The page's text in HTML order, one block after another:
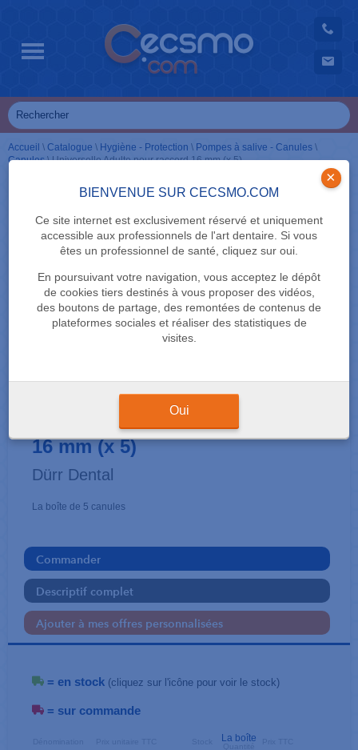
BIENVENUE SUR CECSMO.COM
Ce site internet est exclusivement réservé et uniquement
accessible aux professionnels de l'art dentaire. Si vous
êtes un professionnel de santé, cliquez sur oui.
En poursuivant votre navigation, vous acceptez le dépôt
de cookies tiers destinés à vous proposer des vidéos,
des boutons de partage, des remontées de contenus de
plateformes sociales et réaliser des statistiques de
visites.
×
Oui
Accueil \ Catalogue \ Hygiène - Protection \ Pompes à salive - Canules \
Canules\Universelle Adulte pour raccord 16 mm (x 5)
Universelle Adulte pour raccord
16 mm (x 5)
Dürr Dental
La boîte de 5 canules
Commander
Descriptif complet
Ajouter à mes offres personnalisées
= en stock (cliquez sur l'icône pour voir le stock)
= sur commande
La boîte